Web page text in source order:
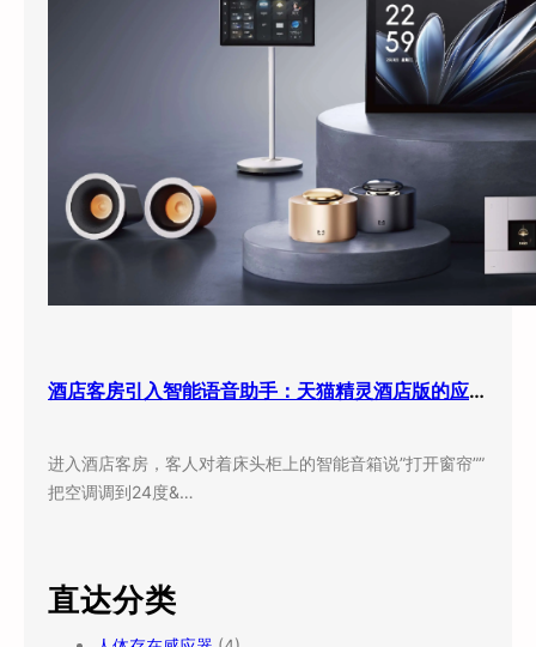
酒店客房引入智能语音助手：天猫精灵酒店版的应用现状与实际效果
进入酒店客房，客人对着床头柜上的智能音箱说”打开窗帘””
把空调调到24度&…
直达分类